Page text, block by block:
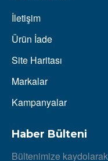
İletişim
Ürün İade
Site Haritası
Markalar
Kampanyalar
Haber Bülteni
Bültenimize